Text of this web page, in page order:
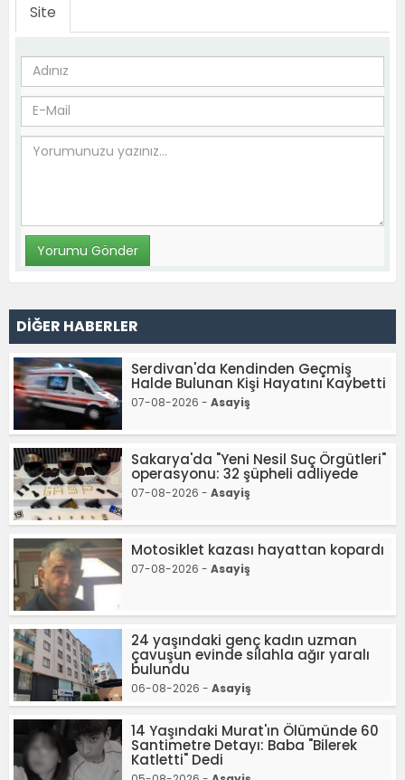
Site
DİĞER HABERLER
Serdivan'da Kendinden Geçmiş
Halde Bulunan Kişi Hayatını Kaybetti
07-08-2026 - Asayiş
Sakarya'da "Yeni Nesil Suç Örgütleri"
operasyonu: 32 şüpheli adliyede
07-08-2026 - Asayiş
Motosiklet kazası hayattan kopardı
07-08-2026 - Asayiş
24 yaşındaki genç kadın uzman
çavuşun evinde silahla ağır yaralı
bulundu
06-08-2026 - Asayiş
14 Yaşındaki Murat'ın Ölümünde 60
Santimetre Detayı: Baba "Bilerek
Katletti" Dedi